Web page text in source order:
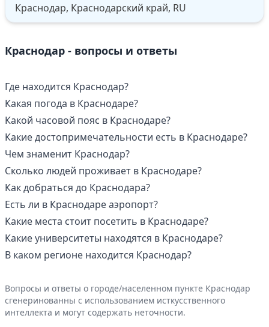
Краснодар, Краснодарский край, RU
Краснодар - вопросы и ответы
Где находится Краснодар?
Какая погода в Краснодаре?
Какой часовой пояс в Краснодаре?
Какие достопримечательности есть в Краснодаре?
Чем знаменит Краснодар?
Сколько людей проживает в Краснодаре?
Как добраться до Краснодара?
Есть ли в Краснодаре аэропорт?
Какие места стоит посетить в Краснодаре?
Какие университеты находятся в Краснодаре?
В каком регионе находится Краснодар?
Вопросы и ответы о городе/населенном пункте Краснодар
сгенеринованны с использованием исткусственного
интеллекта и могут содержать неточности.